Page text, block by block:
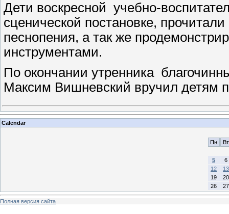
Дети воскресной учебно-
сценической постановке,
песнопения, а так же
инструментами.
По окончании утренника
Максим Вишневский вручил детям
Calendar
Пн Вт
5
6
12
13
19
20
26
27
Полная версия сайта